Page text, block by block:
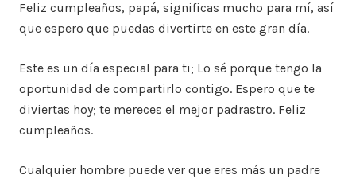
Feliz cumpleaños, papá, significas mucho para mí, así
que espero que puedas divertirte en este gran día.
Este es un día especial para ti; Lo sé porque tengo la
oportunidad de compartirlo contigo. Espero que te
diviertas hoy; te mereces el mejor padrastro. Feliz
cumpleaños.
Cualquier hombre puede ver que eres más un padre